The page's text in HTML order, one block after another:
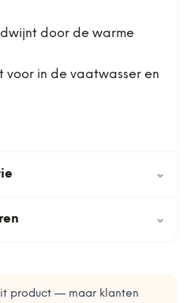
door de warme
voor in de vaatwasser en
⌄
⌄
product — maar klanten